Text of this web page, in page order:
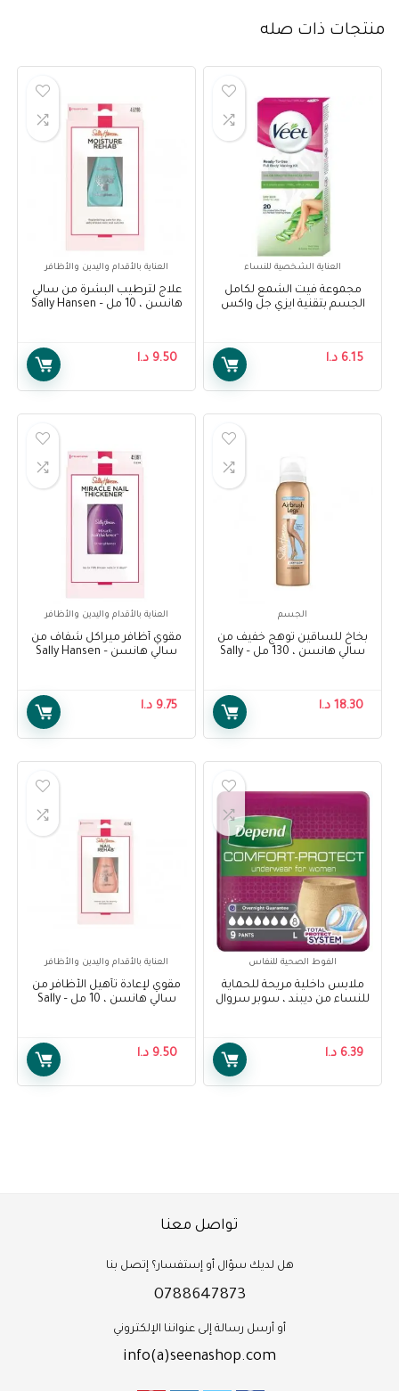
منتجات ذات صله
العناية الشخصية للنساء
مجموعة فيت الشمع لكامل
الجسم بتقنية ايزي جل واكس
Wax Technology Dry Skin 20
6.15 د.ا
العناية بالأقدام واليدين والأظافر
علاج لترطيب البشرة من سالي
هانسن ، 10 مل – Sally Hansen
9.50 د.ا
الجسم
بخاخ للساقين توهج خفيف من
سالي هانسن ، 130 مل – Sally
18.30 د.ا
العناية بالأقدام واليدين والأظافر
مقوي أظافر ميراكل شفاف من
سالي هانسن – Sally Hansen
9.75 د.ا
الفوط الصحية للنفاس
ملابس داخلية مريحة للحماية
للنساء من ديبند ، سوبر سروال
for Women, Super Pants for
Female Large, 9 pcs6.39 د.ا
العناية بالأقدام واليدين والأظافر
مقوي لإعادة تأهيل الأظافر من
سالي هانسن ، 10 مل – Sally
9.50 د.ا
تواصل معنا
هل لديك سؤال أو إستفسار؟ إتصل بنا
0788647873
أو أرسل رسالة إلى عنواننا الإلكتروني
info(a)seenashop.com